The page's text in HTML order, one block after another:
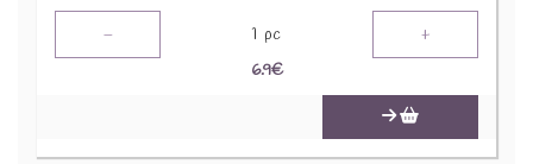
- 1 pc +
6.9€